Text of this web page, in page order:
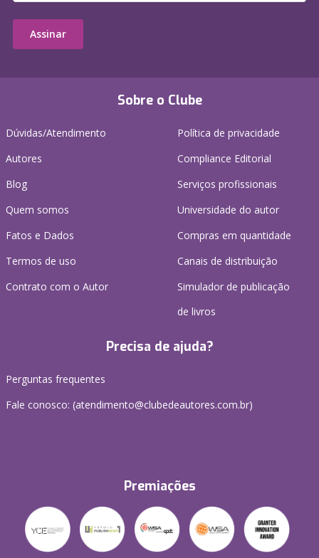
Sobre o Clube
Dúvidas/Atendimento
Autores
Blog
Quem somos
Fatos e Dados
Termos de uso
Contrato com o Autor
Política de privacidade
Compliance Editorial
Serviços profissionais
Universidade do autor
Compras em quantidade
Canais de distribuição
Simulador de publicação
de livros
Precisa de ajuda?
Perguntas frequentes
Fale conosco: (atendimento@clubedeautores.com.br)
Premiações
Assinar